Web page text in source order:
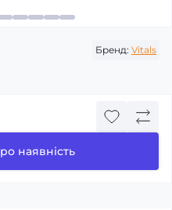
Бренд: Vitals
наявність